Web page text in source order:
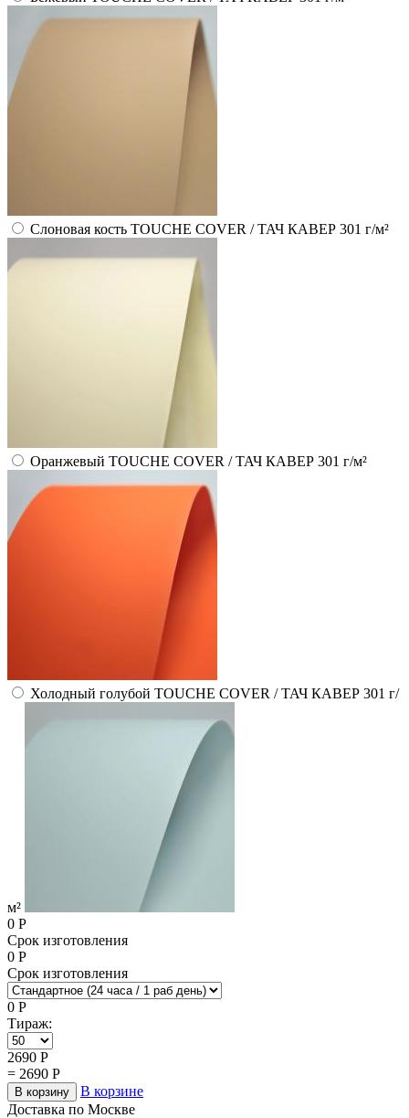
Слоновая кость TOUCHE COVER / ТАЧ КАВЕР 301 г/м²
Оранжевый TOUCHE COVER / ТАЧ КАВЕР 301 г/м²
Холодный голубой TOUCHE COVER / ТАЧ КАВЕР 301 г/
м²
0 Р
Срок изготовления
0 Р
Срок изготовления
0 Р
Тираж:
2690 Р
= 2690 Р
В корзину
В корзине
Доставка по Москве